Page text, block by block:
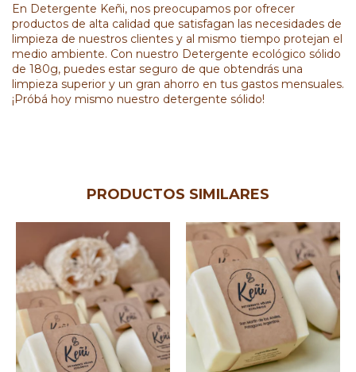
En Detergente Keñi, nos preocupamos por ofrecer
productos de alta calidad que satisfagan las necesidades de
limpieza de nuestros clientes y al mismo tiempo protejan el
medio ambiente. Con nuestro Detergente ecológico sólido
de 180g, puedes estar seguro de que obtendrás una
limpieza superior y un gran ahorro en tus gastos mensuales.
¡Próbá hoy mismo nuestro detergente sólido!
PRODUCTOS SIMILARES